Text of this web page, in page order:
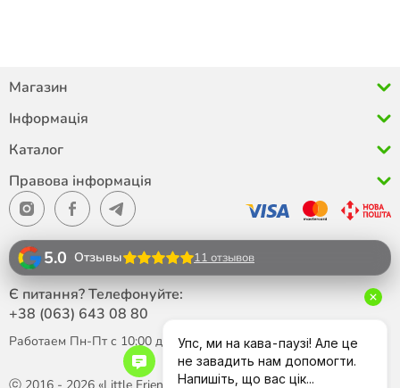
Магазин
Інформація
Каталог
Правова інформація
5.0 Отзывы 11 отзывов
Є питання? Телефонуйте:
+38 (063) 643 08 80
Работаем Пн-Пт с 10:00 до 18:00